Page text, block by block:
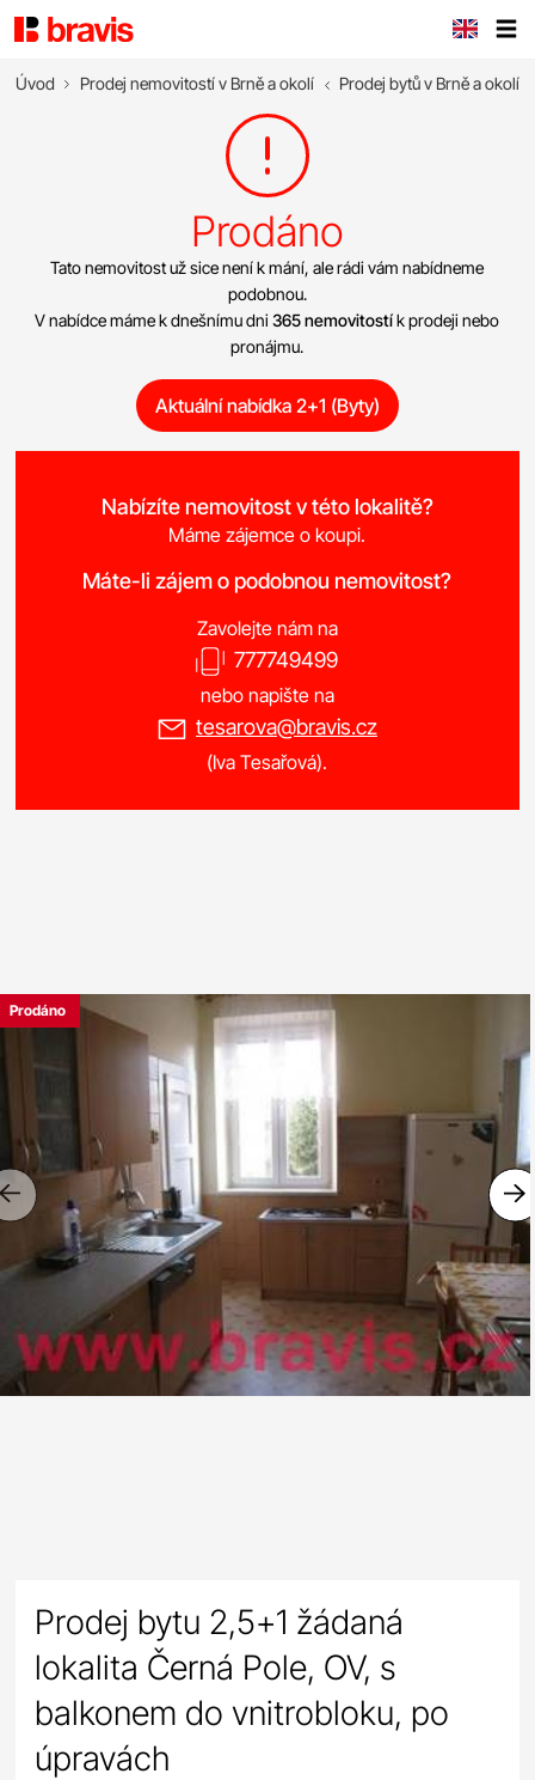
Úvod Prodej nemovitostí v Brně a okolí Prodej bytů v Brně a okolí
Prodáno
Tato nemovitost už sice není k mání, ale rádi vám nabídneme
podobnou.
V nabídce máme k dnešnímu dni365 nemovitostík prodeji nebo
pronájmu.
Aktuální nabídka 2+1 (Byty)
Nabízíte nemovitost v této lokalitě?
Máme zájemce o koupi.
Máte-li zájem o podobnou nemovitost?
Zavolejte nám na
777749499
nebo napište na
tesarova@bravis.cz
(Iva Tesařová).
Previous
Prodáno
Prodej bytu 2,5+1 žádaná
lokalita Černá Pole, OV, s
balkonem do vnitrobloku, po
úpravách